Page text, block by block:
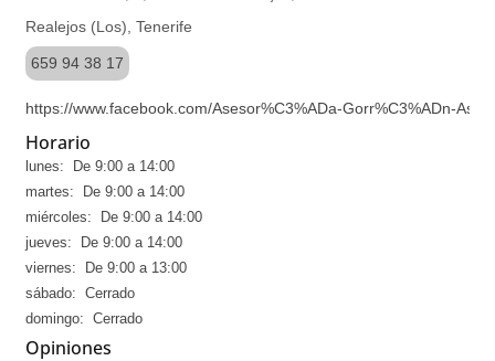
Realejos (Los), Tenerife
659 94 38 17
https://www.facebook.com/Asesor%C3%ADa-Gorr%C3%ADn-
Horario
lunes: De 9:00 a 14:00
martes: De 9:00 a 14:00
miércoles: De 9:00 a 14:00
jueves: De 9:00 a 14:00
viernes: De 9:00 a 13:00
sábado: Cerrado
domingo: Cerrado
Opiniones